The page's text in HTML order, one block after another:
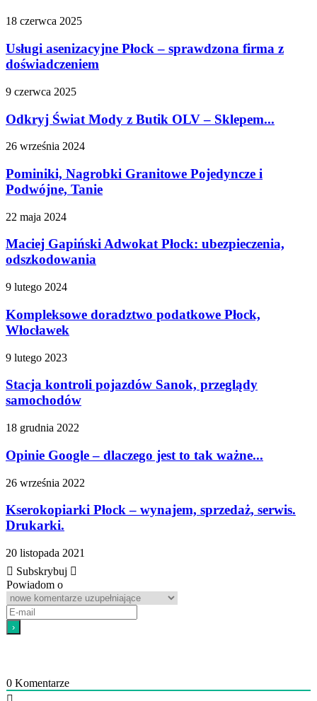
18 czerwca 2025
Usługi asenizacyjne Płock – sprawdzona firma z
doświadczeniem
9 czerwca 2025
Odkryj Świat Mody z Butik OLV – Sklepem...
26 września 2024
Pominiki, Nagrobki Granitowe Pojedyncze i
Podwójne, Tanie
22 maja 2024
Maciej Gapiński Adwokat Płock: ubezpieczenia,
odszkodowania
9 lutego 2024
Kompleksowe doradztwo podatkowe Płock,
Włocławek
9 lutego 2023
Stacja kontroli pojazdów Sanok, przeglądy
samochodów
18 grudnia 2022
Opinie Google – dlaczego jest to tak ważne...
26 września 2022
Kserokopiarki Płock – wynajem, sprzedaż, serwis.
Drukarki.
20 listopada 2021
Subskrybuj
Powiadom o
0 Komentarze